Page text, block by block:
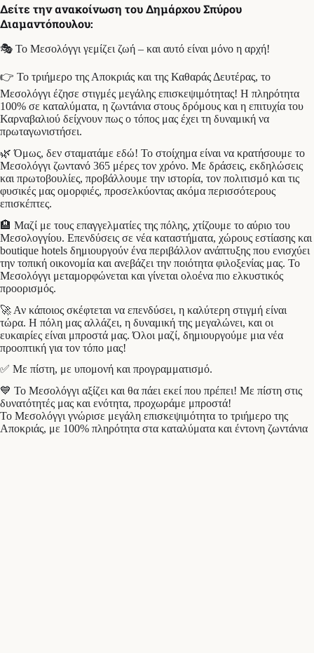
Δείτε την ανακοίνωση του Δημάρχου Σπύρου
Διαμαντόπουλου:
🎭 Το Μεσολόγγι γεμίζει ζωή – και αυτό είναι μόνο η αρχή!
👉 Το τριήμερο της Αποκριάς και της Καθαράς Δευτέρας, το
Μεσολόγγι έζησε στιγμές μεγάλης επισκεψιμότητας! Η πληρότητα
100% σε καταλύματα, η ζωντάνια στους δρόμους και η επιτυχία του
Καρναβαλιού δείχνουν πως ο τόπος μας έχει τη δυναμική να
πρωταγωνιστήσει.
🌿 Όμως, δεν σταματάμε εδώ! Το στοίχημα είναι να κρατήσουμε το
Μεσολόγγι ζωντανό 365 μέρες τον χρόνο. Με δράσεις, εκδηλώσεις
και πρωτοβουλίες, προβάλλουμε την ιστορία, τον πολιτισμό και τις
φυσικές μας ομορφιές, προσελκύοντας ακόμα περισσότερους
επισκέπτες.
🏨 Μαζί με τους επαγγελματίες της πόλης, χτίζουμε το αύριο του
Μεσολογγίου. Επενδύσεις σε νέα καταστήματα, χώρους εστίασης και
boutique hotels δημιουργούν ένα περιβάλλον ανάπτυξης που ενισχύει
την τοπική οικονομία και ανεβάζει την ποιότητα φιλοξενίας μας. Το
Μεσολόγγι μεταμορφώνεται και γίνεται ολοένα πιο ελκυστικός
προορισμός.
🚀 Αν κάποιος σκέφτεται να επενδύσει, η καλύτερη στιγμή είναι
τώρα. Η πόλη μας αλλάζει, η δυναμική της μεγαλώνει, και οι
ευκαιρίες είναι μπροστά μας. Όλοι μαζί, δημιουργούμε μια νέα
προοπτική για τον τόπο μας!
✅ Με πίστη, με υπομονή και προγραμματισμό.
💙 Το Μεσολόγγι αξίζει και θα πάει εκεί που πρέπει! Με πίστη στις
δυνατότητές μας και ενότητα, προχωράμε μπροστά!
Το Μεσολόγγι γνώρισε μεγάλη επισκεψιμότητα το τριήμερο της
Αποκριάς, με 100% πληρότητα στα καταλύματα και έντονη ζωντάνια